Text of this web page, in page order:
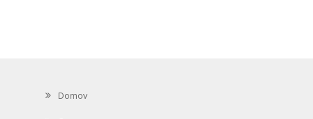
Domov